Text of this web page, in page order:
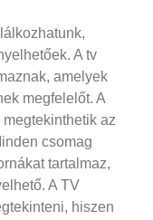
A tv
amelyek
megfelelőt. A
megtekinthetik az
csomag
tartalmaz,
A TV
hiszen